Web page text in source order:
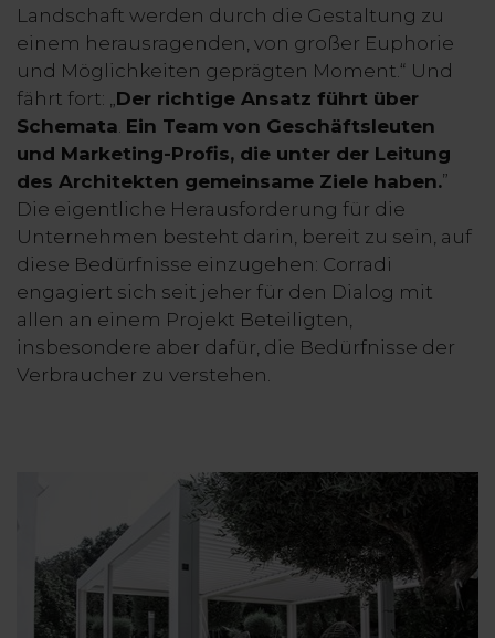
Landschaft werden durch die Gestaltung zu
einem herausragenden, von großer Euphorie
und Möglichkeiten geprägten Moment.“ Und
fährt fort: „ Der richtige Ansatz führt über
Schemata Ein Team von Geschäftsleuten
und Marketing-Profis, die unter der Leitung
des Architekten gemeinsame Ziele haben.”
Die eigentliche Herausforderung für die
Unternehmen besteht darin, bereit zu sein, auf
diese Bedürfnisse einzugehen: Corradi
engagiert sich seit jeher für den Dialog mit
allen an einem Projekt Beteiligten,
insbesondere aber dafür, die Bedürfnisse der
Verbraucher zu verstehen.